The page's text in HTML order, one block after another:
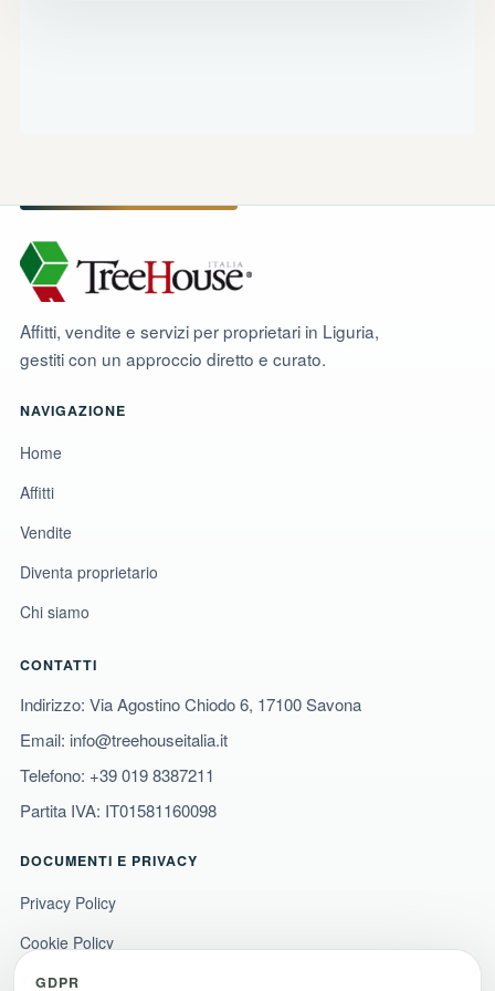
GDPR
Affitti, vendite e servizi per proprietari in Liguria,
gestiti con un approccio diretto e curato.
NAVIGAZIONE
Home
Affitti
Vendite
Diventa proprietario
Chi siamo
CONTATTI
Indirizzo: Via Agostino Chiodo 6, 17100 Savona
Email: info@treehouseitalia.it
Telefono: +39 019 8387211
Partita IVA: IT01581160098
DOCUMENTI E PRIVACY
Privacy Policy
Cookie Policy
Termini e condizioni